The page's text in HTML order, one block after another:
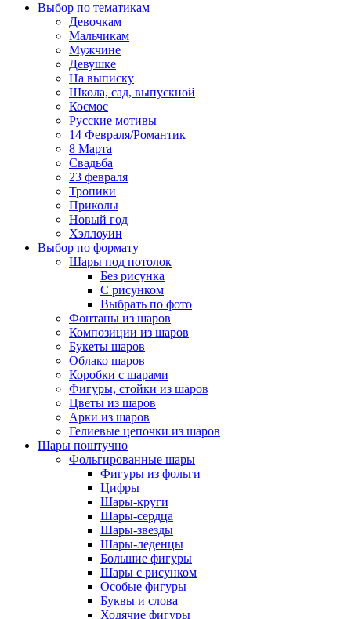
Выбор по тематикам
Девочкам
Мальчикам
Мужчине
Девушке
На выписку
Школа, сад, выпускной
Космос
Русские мотивы
14 Февраля/Романтик
8 Марта
Свадьба
23 февраля
Тропики
Приколы
Новый год
Хэллоуин
Выбор по формату
Шары под потолок
Без рисунка
С рисунком
Выбрать по фото
Фонтаны из шаров
Композиции из шаров
Букеты шаров
Облако шаров
Коробки с шарами
Фигуры, стойки из шаров
Цветы из шаров
Арки из шаров
Гелиевые цепочки из шаров
Шары поштучно
Фольгированные шары
Фигуры из фольги
Цифры
Шары-круги
Шары-сердца
Шары-звезды
Шары-леденцы
Большие фигуры
Шары с рисунком
Особые фигуры
Буквы и слова
Ходячие фигуры